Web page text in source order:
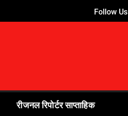
Follow Us
रीजनल रिपोर्टर साप्ताहिक